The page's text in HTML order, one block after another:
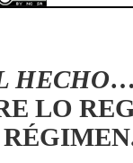
HECHO…
LO